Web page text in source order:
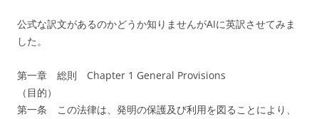
公式な訳文があるのかどうか知りませんがAIに英訳させてみま
した。
第一章 総則 Chapter 1 General Provisions
（目的）
第一条 この法律は、発明の保護及び利用を図ることにより、